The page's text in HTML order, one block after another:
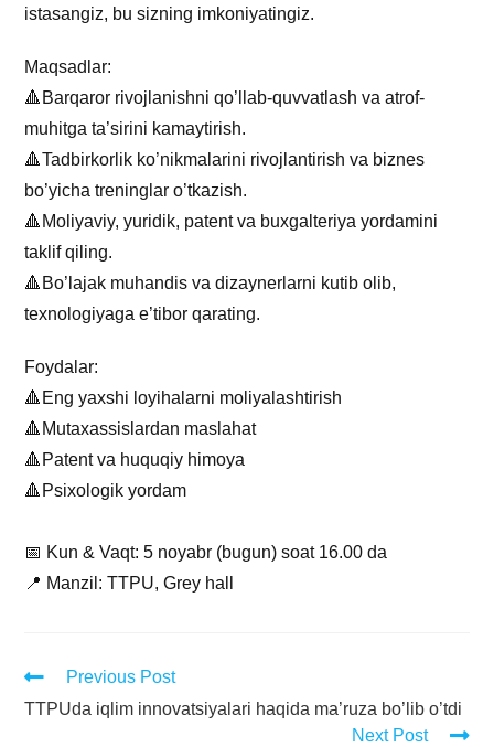
istasangiz, bu sizning imkoniyatingiz.
Maqsadlar:
🔺Barqaror rivojlanishni qo’llab-quvvatlash va atrof-
muhitga ta’sirini kamaytirish.
🔺Tadbirkorlik ko’nikmalarini rivojlantirish va biznes
bo’yicha treninglar o’tkazish.
🔺Moliyaviy, yuridik, patent va buxgalteriya yordamini
taklif qiling.
🔺Bo’lajak muhandis va dizaynerlarni kutib olib,
texnologiyaga e’tibor qarating.
Foydalar:
🔺Eng yaxshi loyihalarni moliyalashtirish
🔺Mutaxassislardan maslahat
🔺Patent va huquqiy himoya
🔺Psixologik yordam
📅 Kun & Vaqt: 5 noyabr (bugun) soat 16.00 da
📍 Manzil: TTPU, Grey hall
Previous Post
TTPUda iqlim innovatsiyalari haqida ma’ruza bo’lib o’tdi
Next Post